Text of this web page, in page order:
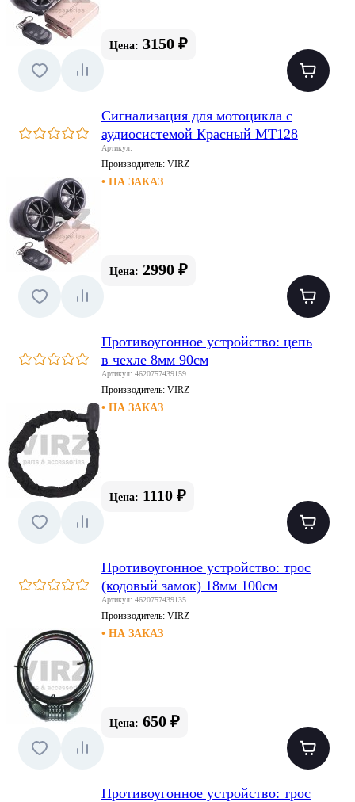
Цена: 3150 ₽
Сигнализация для мотоцикла с
аудиосистемой Красный МТ128
Артикул:
Производитель: VIRZ
• НА ЗАКАЗ
Цена: 2990 ₽
Противоугонное устройство: цепь
в чехле 8мм 90см
Артикул: 4620757439159
Производитель: VIRZ
• НА ЗАКАЗ
Цена: 1110 ₽
Противоугонное устройство: трос
(кодовый замок) 18мм 100см
Артикул: 4620757439135
Производитель: VIRZ
• НА ЗАКАЗ
Цена: 650 ₽
Противоугонное устройство: трос